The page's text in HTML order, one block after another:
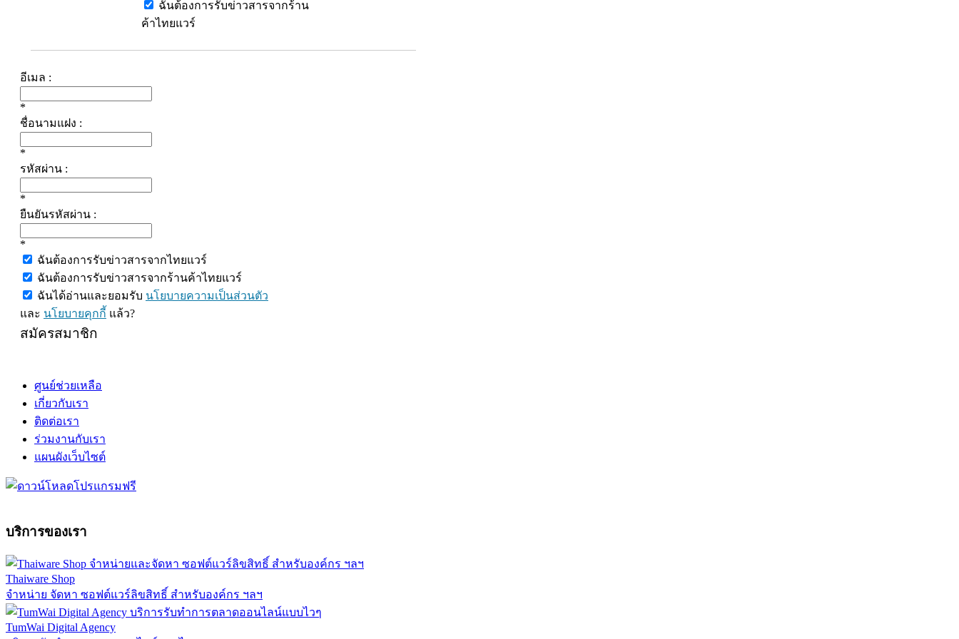
ฉันต้องการรับข่าวสารจากร้าน
ค้าไทยแวร์
อีเมล :
*
ชื่อนามแฝง :
*
รหัสผ่าน :
*
ยืนยันรหัสผ่าน :
*
ฉันต้องการรับข่าวสารจากไทยแวร์
ฉันต้องการรับข่าวสารจากร้านค้าไทยแวร์
ฉันได้อ่านและยอมรับ นโยบายความเป็นส่วนตัว
และ นโยบายคุกกี้ แล้ว?
สมัครสมาชิก
ศูนย์ช่วยเหลือ
เกี่ยวกับเรา
ติดต่อเรา
ร่วมงานกับเรา
แผนผังเว็บไซต์
บริการของเรา
Thaiware Shop
จำหน่าย จัดหา ซอฟต์แวร์ลิขสิทธิ์ สำหรับองค์กร ฯลฯ
TumWai Digital Agency